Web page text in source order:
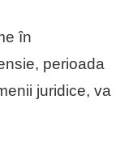
în
perioada
juridice, va